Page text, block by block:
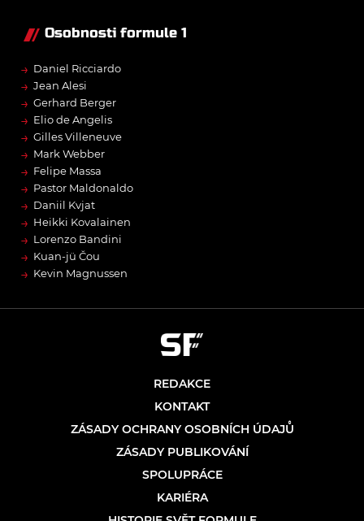
Osobnosti formule 1
→ Daniel Ricciardo
→ Jean Alesi
→ Gerhard Berger
→ Elio de Angelis
→ Gilles Villeneuve
→ Mark Webber
→ Felipe Massa
→ Pastor Maldonaldo
→ Daniil Kvjat
→ Heikki Kovalainen
→ Lorenzo Bandini
→ Kuan-jü Čou
→ Kevin Magnussen
REDAKCE
KONTAKT
ZÁSADY OCHRANY OSOBNÍCH ÚDAJŮ
ZÁSADY PUBLIKOVÁNÍ
SPOLUPRÁCE
KARIÉRA